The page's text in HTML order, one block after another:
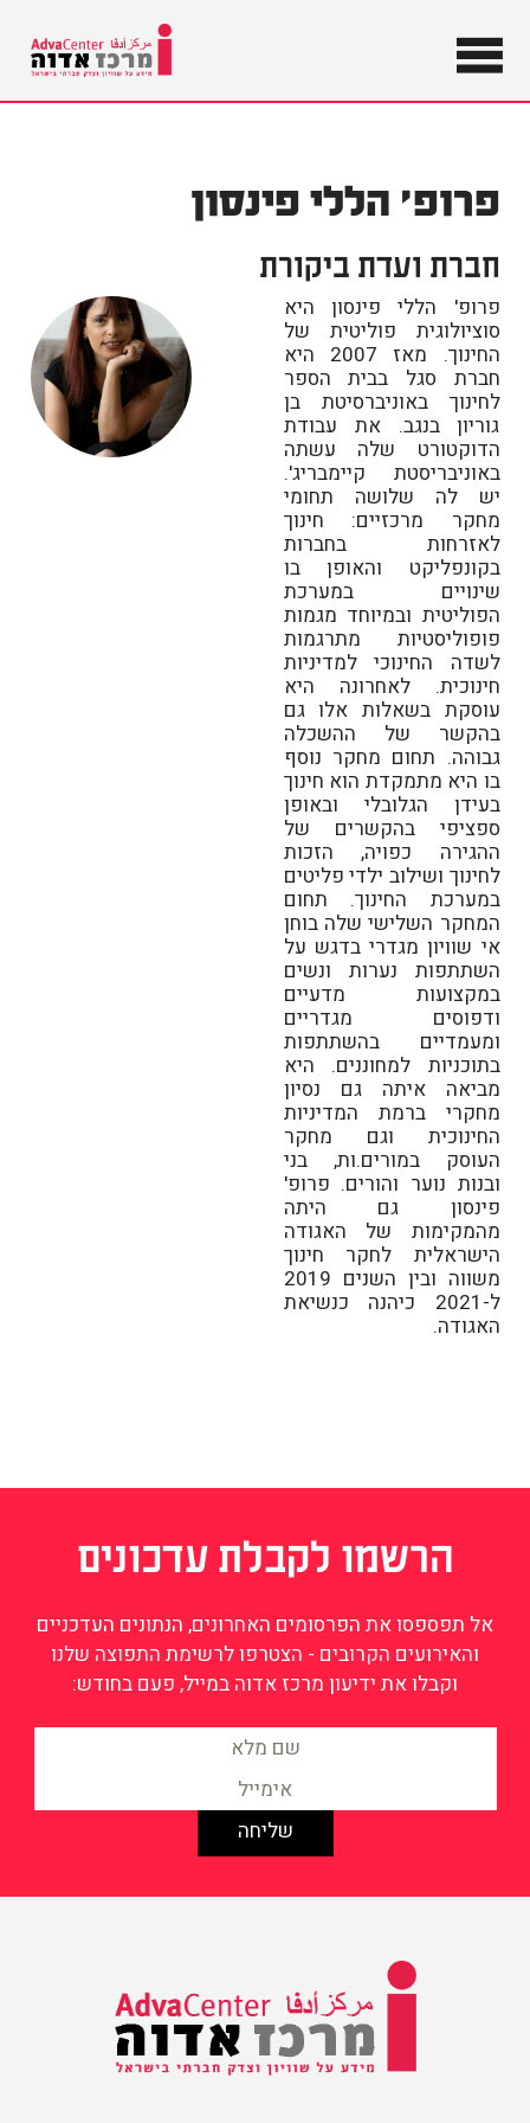
מרכז
מידע על
שוויון וצדק
חברתי
פרופ' הללי פינסון
חברת ועדת ביקורת
פרופ' הללי פינסון היא
סוציולוגית פוליטית של
החינוך. מאז 2007 היא
חברת סגל בבית הספר
לחינוך באוניברסיטת בן
גוריון בנגב. את עבודת
הדוקטורט שלה עשתה
באוניבריסטת קיימבריג'.
יש לה שלושה תחומי
מחקר מרכזיים: חינוך
לאזרחות בחברות
בקונפליקט והאופן בו
שינויים במערכת
הפוליטית ובמיוחד מגמות
פופוליסטיות מתרגמות
לשדה החינוכי למדיניות
חינוכית. לאחרונה היא
עוסקת בשאלות אלו גם
בהקשר של ההשכלה
גבוהה. תחום מחקר נוסף
בו היא מתמקדת הוא חינוך
בעידן הגלובלי ובאופן
ספציפי בהקשרים של
ההגירה כפויה, הזכות
לחינוך ושילוב ילדי פליטים
במערכת החינוך. תחום
המחקר השלישי שלה בוחן
אי שוויון מגדרי בדגש על
השתתפות נערות ונשים
במקצועות מדעיים
ודפוסים מגדריים
ומעמדיים בהשתתפות
בתוכניות למחוננים. היא
מביאה איתה גם נסיון
מחקרי ברמת המדיניות
החינוכית וגם מחקר
העוסק במורים.ות, בני
ובנות נוער והורים. פרופ'
פינסון גם היתה
מהמקימות של האגודה
הישראלית לחקר חינוך
משווה ובין השנים 2019
ל-2021 כיהנה כנשיאת
האגודה.
הרשמו לקבלת עדכונים
אל תפספסו את הפרסומים האחרונים, הנתונים העדכניים
והאירועים הקרובים - הצטרפו לרשימת התפוצה שלנו
וקבלו את ידיעון מרכז אדוה במייל, פעם בחודש:
מרכז אדוה
בישראל